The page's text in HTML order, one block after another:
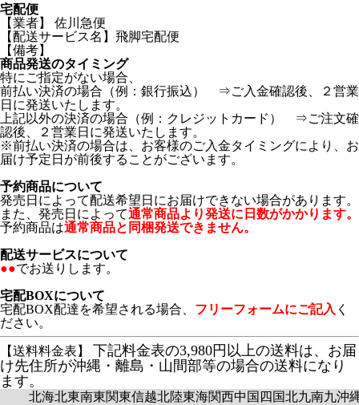
宅配便
【業者】 佐川急便
【配送サービス名】飛脚宅配便
【備考】
商品発送のタイミング
特にご指定がない場合、
前払い決済の場合（例：銀行振込） ⇒ご入金確認後、２営業
日に発送いたします。
上記以外の決済の場合（例：クレジットカード） ⇒ご注文確
認後、２営業日に発送いたします。
※前払い決済の場合は、お客様のご入金タイミングにより、お
届け予定日が前後することがございます。
予約商品について
発売日によって配送希望日にお届けできない場合があります。
また、発売日によって通常商品より発送に日数がかかります。
予約商品は通常商品と同梱発送できません。
配送サービスについて
●●でお送りします。
宅配BOXについて
宅配BOX配達を希望される場合、 フリーフォームにご記入 く
ださい。
【送料料金表】
下記料金表の3,980円以上の送料は、お届
け先住所が沖縄・離島・山間部等の場合の送料になり
ます。
北海北東南東関東信越北陸東海関西中国 四国北九南九沖